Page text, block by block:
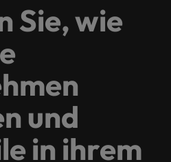
Sie, wie
und
in ihrem